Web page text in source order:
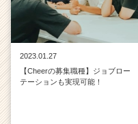
2023.01.27
【Cheerの募集職種】ジョブロー
テーションも実現可能！